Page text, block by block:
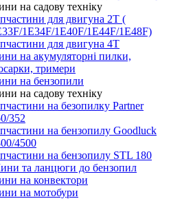
на садову техніку
для двигуна 2Т (
1E34F/1Е40F/1E44F/1Е48F)
для двигуна 4Т
на акумуляторні пилки,
тримери
на бензопили
на садову техніку
на безопилку Partner
352
на бензопилу Goodluck
4500
на бензопилу STL 180
та ланцюги до бензопил
на конвектори
на мотобури